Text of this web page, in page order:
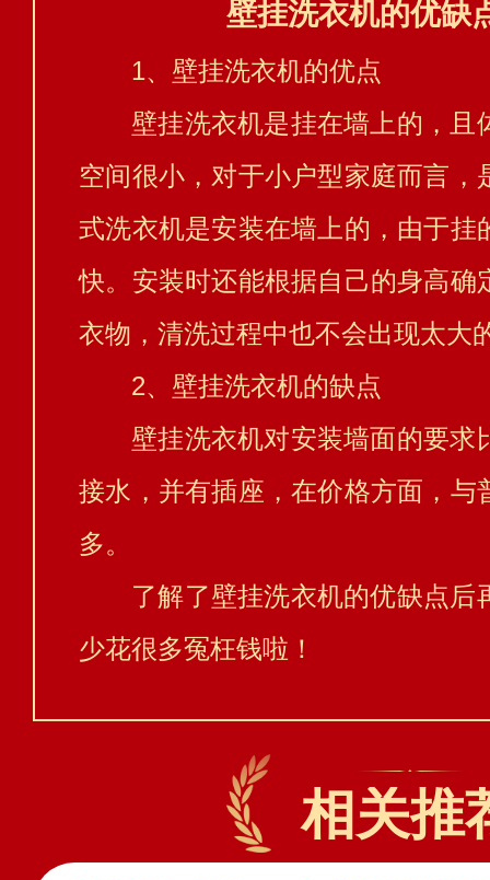
壁挂洗衣机的优缺
1、壁挂洗衣机的优点
壁挂洗衣机是挂在墙上的，且
空间很小，对于小户型家庭而言，
式洗衣机是安装在墙上的，由于挂
快。安装时还能根据自己的身高确
衣物，清洗过程中也不会出现太大
2、壁挂洗衣机的缺点
壁挂洗衣机对安装墙面的要求
接水，并有插座，在价格方面，与
多。
了解了壁挂洗衣机的优缺点后
少花很多冤枉钱啦！
相关推